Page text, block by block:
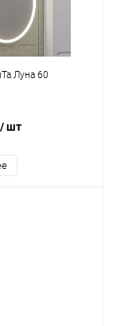
Луна 60
/ шт